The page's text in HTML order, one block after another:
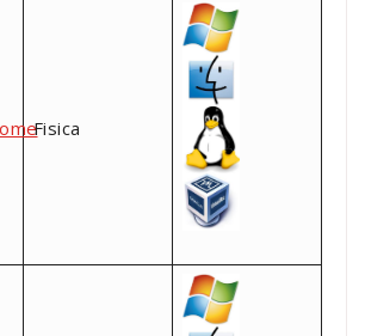
Fisica